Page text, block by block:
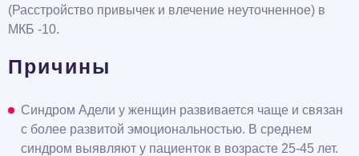
(Расстройство привычек и влечение неуточненное) в
МКБ -10.
Причины
Синдром Адели у женщин развивается чаще и связан
с более развитой эмоциональностью. В среднем
синдром выявляют у пациенток в возрасте 25-45 лет.